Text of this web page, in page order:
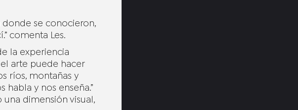
donde se conocieron,
comenta Les.
la experiencia
el arte puede hacer
ríos, montañas y
habla y nos enseña.”
una dimensión visual,